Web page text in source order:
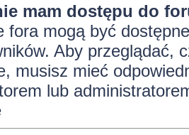
mam dostępu do
fora mogą być
Aby przeglądać,
musisz mieć
lub